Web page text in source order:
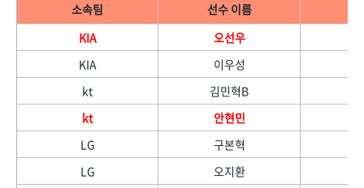
소속팀 선수 이름
KIA
오선우
KIA
이우성
kt
김민혁B
kt
안현민
LG
구본혁
LG
오지환